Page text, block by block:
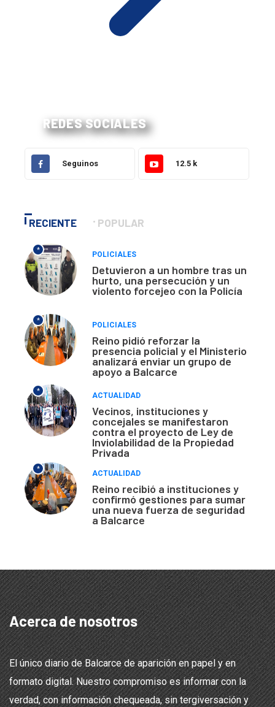
REDES SOCIALES
Seguinos 12.5 k
RECIENTE POPULAR
*
POLICIALES
Detuvieron a un hombre tras un
hurto, una persecución y un
violento forcejeo con la Policía
*
POLICIALES
Reino pidió reforzar la
presencia policial y el Ministerio
analizará enviar un grupo de
apoyo a Balcarce
*
ACTUALIDAD
Vecinos, instituciones y
concejales se manifestaron
contra el proyecto de Ley de
Inviolabilidad de la Propiedad
Privada
*
ACTUALIDAD
Reino recibió a instituciones y
confirmó gestiones para sumar
una nueva fuerza de seguridad
a Balcarce
Acerca de nosotros
El único diario de Balcarce de aparición en papel y en
formato digital. Nuestro compromiso es informar con la
verdad, con información chequeada, sin tergiversación y